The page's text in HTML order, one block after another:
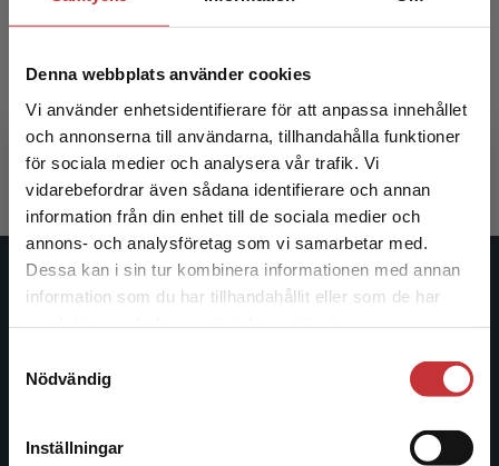
Denna webbplats använder cookies
Vi använder enhetsidentifierare för att anpassa innehållet
och annonserna till användarna, tillhandahålla funktioner
för sociala medier och analysera vår trafik. Vi
vidarebefordrar även sådana identifierare och annan
information från din enhet till de sociala medier och
annons- och analysföretag som vi samarbetar med.
Dessa kan i sin tur kombinera informationen med annan
information som du har tillhandahållit eller som de har
Nödvändig
Inställningar
Begränsad fraktregion
Det verkar som att du besöker
studentlitteratur.se via en enhet utanför Sverige.
Vi erbjuder inte leveranser utanför Sverige. För
att kunna slutföra ett köp måste
Kristensen, L - Thalund, A-M
404 krinkl. moms
Exkl. moms: 381 kr
Studentlitteratur
ledande utbildningsförlag. Med läromedel, kurslitteratur,
längs hela kunskapsresan.